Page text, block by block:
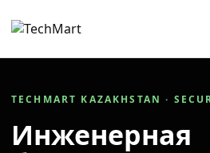
TECHMART KAZAKHSTAN ·
Инженерная